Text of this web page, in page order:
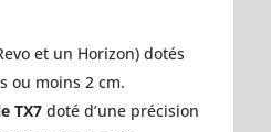
et un Horizon) dotés
ou moins 2 cm.
TX7doté d’une précision